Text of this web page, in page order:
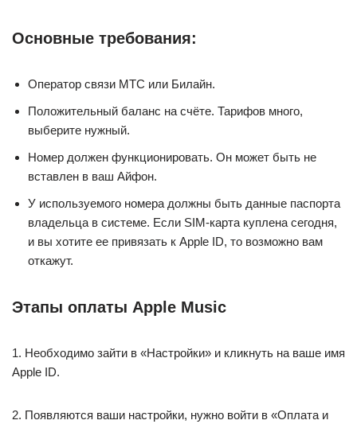
Основные требования:
Оператор связи МТС или Билайн.
Положительный баланс на счёте. Тарифов много,
выберите нужный.
Номер должен функционировать. Он может быть не
вставлен в ваш Айфон.
У используемого номера должны быть данные паспорта
владельца в системе. Если SIM-карта куплена сегодня,
и вы хотите ее привязать к Apple ID, то возможно вам
откажут.
Этапы оплаты Apple Music
1. Необходимо зайти в «Настройки» и кликнуть на ваше имя
Apple ID.
2. Появляются ваши настройки, нужно войти в «Оплата и